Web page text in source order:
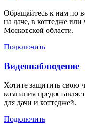
Обращайтесь к нам по
на даче, в коттедже
Московской области.
Подключить
Видеонаблюдение
Хотите защитить свою
компания
для дачи и коттеджей.
Подключить